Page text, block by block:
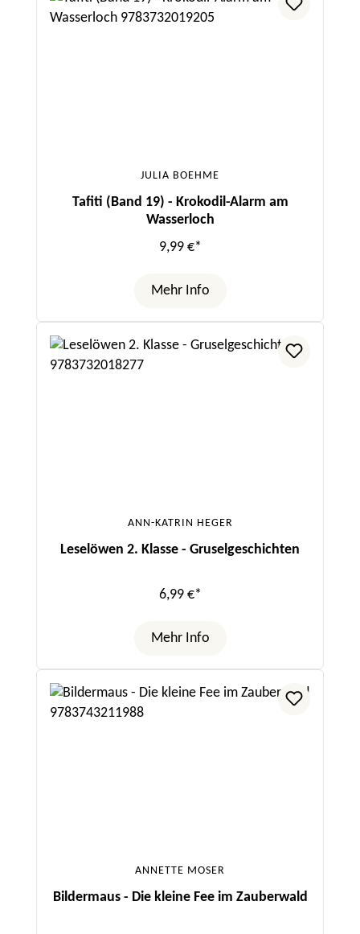
JULIA BOEHME
Tafiti (Band 19) - Krokodil-Alarm am
Wasserloch
9,99 €*
Mehr Info
ANN-KATRIN HEGER
Leselöwen 2. Klasse - Gruselgeschichten
6,99 €*
Mehr Info
ANNETTE MOSER
Bildermaus - Die kleine Fee im Zauberwald